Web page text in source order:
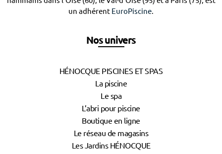
un adhérent EuroPiscine.
Nos univers
HÉNOCQUE PISCINES ET SPAS
La piscine
Le spa
L’abri pour piscine
Boutique en ligne
Le réseau de magasins
Les Jardins HÉNOCQUE